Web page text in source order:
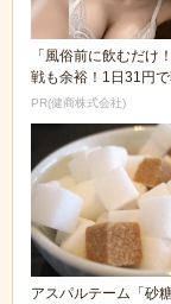
「風俗前に飲むだけ
戦も余裕！1日31円
PR(健商株式会社)
アスパルテーム「砂